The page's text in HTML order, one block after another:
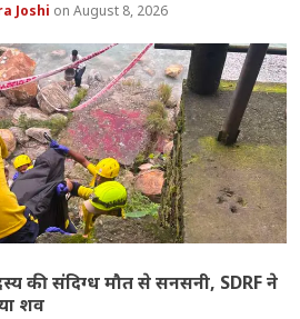
Joshi August 8, 2026
की संदिग्ध मौत से सनसनी, SDRF ने
शव